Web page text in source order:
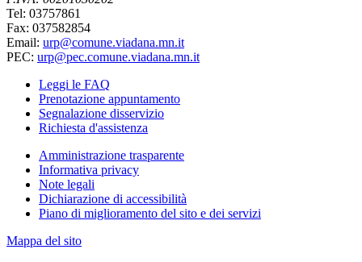
Tel: 03757861
Fax: 037582854
Email: urp@comune.viadana.mn.it
PEC: urp@pec.comune.viadana.mn.it
Leggi le FAQ
Prenotazione appuntamento
Segnalazione disservizio
Richiesta d'assistenza
Amministrazione trasparente
Informativa privacy
Note legali
Dichiarazione di accessibilità
Piano di miglioramento del sito e dei servizi
Mappa del sito